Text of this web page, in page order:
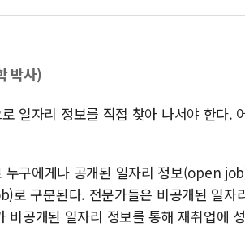
박사)
일자리 정보를 직접 찾아 나서야 한다.
구에게나 공개된 일자리 정보(open
구분된다. 전문가들은 비공개된 일자
공개된 일자리 정보를 통해 재취업에